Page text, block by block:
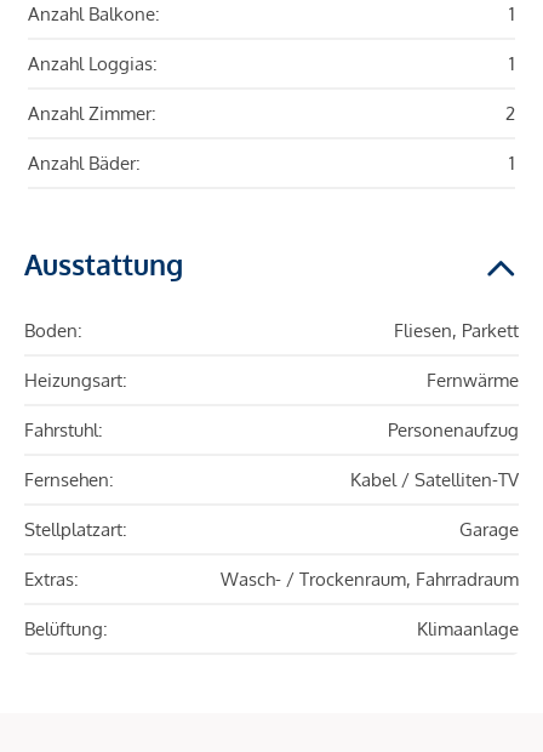
Anzahl Balkone: 1
Anzahl Loggias: 1
Anzahl Zimmer: 2
Anzahl Bäder: 1
Ausstattung
Boden: Fliesen, Parkett
Heizungsart: Fernwärme
Fahrstuhl: Personenaufzug
Fernsehen: Kabel / Satelliten-TV
Stellplatzart: Garage
Extras: Wasch- / Trockenraum, Fahrradraum
Belüftung: Klimaanlage